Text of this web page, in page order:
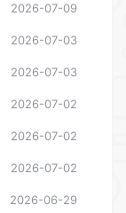
2026-07-09
2026-07-03
2026-07-03
2026-07-02
2026-07-02
2026-07-02
2026-06-29